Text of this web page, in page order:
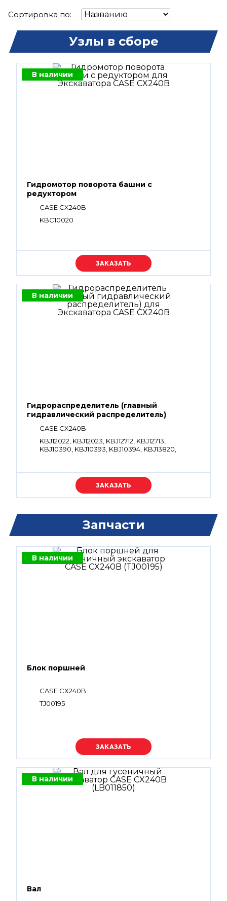
Сортировка по:
Узлы в сборе
В наличии
Гидромотор поворота башни с
редуктором
CASE CX240B
KBC10020
Уточняйте цену
В наличии
Гидрораспределитель (главный
гидравлический распределитель)
CASE CX240B
KBJ12022, KBJ12023, KBJ12712, KBJ12713,
KBJ10390, KBJ10393, KBJ10394, KBJ13820,
Уточняйте цену
Запчасти
В наличии
Блок поршней
CASE CX240B
TJ00195
Уточняйте цену
В наличии
Вал